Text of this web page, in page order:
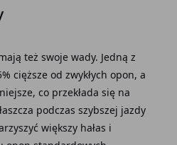
też swoje wady. Jedną z
cięższe od zwykłych opon, a
co przekłada się na
podczas szybszej jazdy
większy hałas i